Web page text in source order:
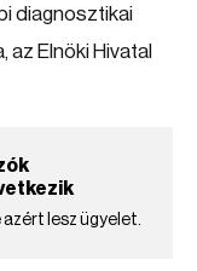
diagnosztikai
Elnöki Hivatal
lesz ügyelet.